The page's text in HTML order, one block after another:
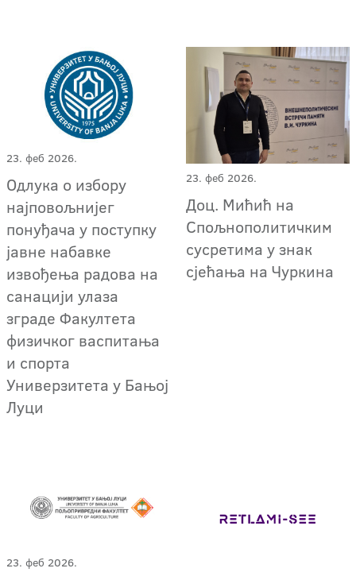
23. феб 2026.
Одлука о избору
најповољнијег
понуђача у поступку
јавне набавке
извођења радова на
санацији улаза
зграде Факултета
физичког васпитања
и спорта
Универзитета у Бањој
Луци
23. феб 2026.
Доц. Мићић на
Спољнополитичким
сусретима у знак
сјећања на Чуркина
23. феб 2026.